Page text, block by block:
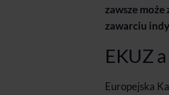
zawsze
zawarciu
EKUZ
Europejska